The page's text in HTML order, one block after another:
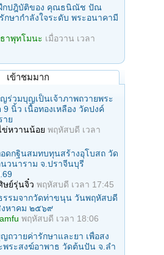
กปฎิบัติของ คุณธนิณัช ปัณ
ษากำลังใจระดับ พระอนาคามี
าพุทโมนะ เมื่อวาน เวลา
เข้าชมมาก
ร่วมบุญเป็นเจ้าภาพถวายพระ
9 นิ้ว เนื้อทองเหลือง วัดปงค์
าย
ข่หวานน้อย พฤหัสบดี เวลา
ดกฐินสมทบทุนสร้างอุโบสถ วัด
วนาราม จ.ปราจีนบุรี
ษย์รุ่นจิ๋ว พฤหัสบดี เวลา 17:45
รรมจากวัดท่าขนุน วันพฤหัสบดี
หาคม ๒๕๖๙
พฤหัสบดี เวลา 18:06
ถวายค่ารักษาและยา เพื่อสง
พระสงฆ์อาพาธ วัดต้นปัน จ.ลํา